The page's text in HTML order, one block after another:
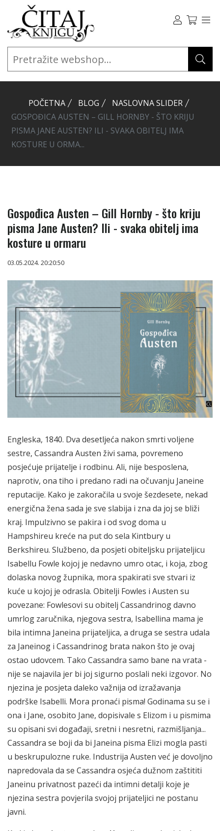
POČETNA BLOG
NASLOVNA SLIDER
GOSPOĐICA AUSTEN – GILL HORNBY - ŠTO KRIJU
PISMA JANE AUSTEN? ILI - SVAKA OBITELJ IMA
KOSTURE U ORMA...
Gospođica Austen – Gill Hornby - što kriju
pisma Jane Austen? Ili - svaka obitelj ima
kosture u ormaru
03.05.2024. 20:20:50
Engleska, 1840. Dva desetljeća nakon smrti voljene
sestre, Cassandra Austen živi sama, povremeno
posjećuje prijatelje i rodbinu. Ali, nije besposlena,
naprotiv, ona tiho i predano radi na očuvanju Janeine
reputacije. Kako je zakoračila u svoje šezdesete, nekad
energična žena sada je sve slabija i zna da joj se bliži
kraj. Impulzivno se pakira i od svog doma u
Hampshireu kreće na put do sela Kintbury u
Berkshireu. Službeno, da posjeti obiteljsku prijateljicu
Isabellu Fowle kojoj je nedavno umro otac, i koja, zbog
dolaska novog župnika, mora spakirati sve stvari iz
kuće u kojoj je odrasla. Obitelji Fowles i Austen su
povezane: Fowlesovi su obitelj Cassandrinog davno
umrlog zaručnika, njegova sestra, Isabellina mama je
bila intimna Janeina prijateljica, a druga se sestra udala
za Janeinog i Cassandrinog brata nakon što je ovaj
ostao udovcem. Tako Cassandra samo bane na vrata -
nije se najavila jer bi joj sigurno poslali neki izgovor. No
njezina je posjeta daleko važnija od izražavanja
podrške Isabelli. Mora pronaći pisma! Godinama su se i
ona i Jane, osobito Jane, dopisivale s Elizom i u pismima
su opisani svi događaji, sretni i nesretni, razmišljanja...
Cassandra se boji da bi Janeina pisma Elizi mogla pasti
u beskrupulozne ruke. Industrija Austen već je dovoljno
napredovala da se Cassandra osjeća dužnom zaštititi
Janeinu privatnost pazeći da intimni detalji koje je
njezina sestra povjerila svojoj prijateljici ne postanu
javni.